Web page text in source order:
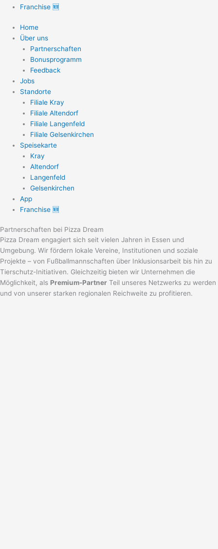
Franchise 🆕
Home
Über uns
Partnerschaften
Bonusprogramm
Feedback
Jobs
Standorte
Filiale Kray
Filiale Altendorf
Filiale Langenfeld
Filiale Gelsenkirchen
Speisekarte
Kray
Altendorf
Langenfeld
Gelsenkirchen
App
Franchise 🆕
Partnerschaften bei Pizza Dream
Pizza Dream engagiert sich seit vielen Jahren in Essen und
Umgebung. Wir fördern lokale Vereine, Institutionen und soziale
Projekte – von Fußballmannschaften über Inklusionsarbeit bis hin zu
Tierschutz-Initiativen. Gleichzeitig bieten wir Unternehmen die
Möglichkeit, als Premium-Partner Teil unseres Netzwerks zu werden
und von unserer starken regionalen Reichweite zu profitieren.